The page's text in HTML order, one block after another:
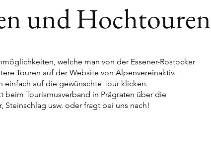
und Hochtouren
welche man von der Essener-Rostocker
Touren auf der Website von Alpenvereinaktiv.
einfach auf die gewünschte Tour klicken.
beim Tourismusverband in Prägraten über die
usw. oder fragt bei uns nach!